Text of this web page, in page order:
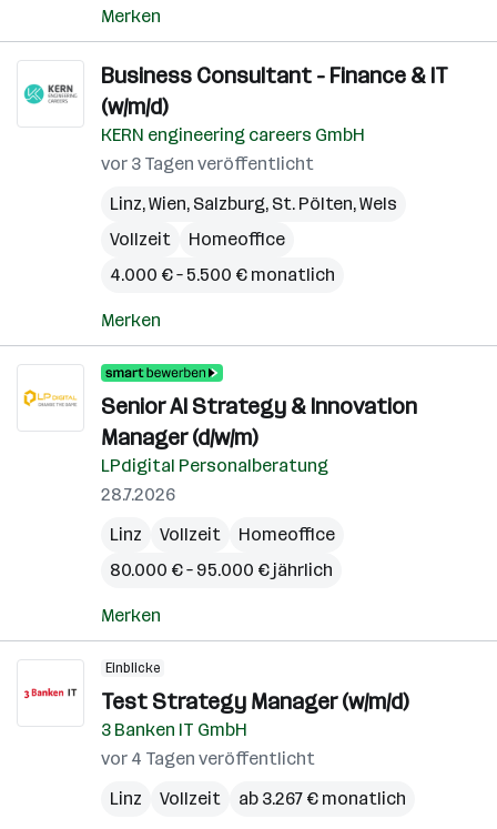
Merken
Business Consultant - Finance & IT
(w/m/d)
KERN engineering careers GmbH
vor 3 Tagen veröffentlicht
Linz,Wien, Salzburg, St. Pölten,Wels
Vollzeit
Homeoffice
4.000 € – 5.500 € monatlich
Merken
Senior AI Strategy & Innovation
Manager (d/w/m)
LPdigital Personalberatung
28.7.2026
Linz
Vollzeit
Homeoffice
80.000 € – 95.000 € jährlich
Merken
Einblicke
Test Strategy Manager (w/m/d)
3 Banken IT GmbH
vor 4 Tagen veröffentlicht
Linz
Vollzeit ab 3.267 € monatlich